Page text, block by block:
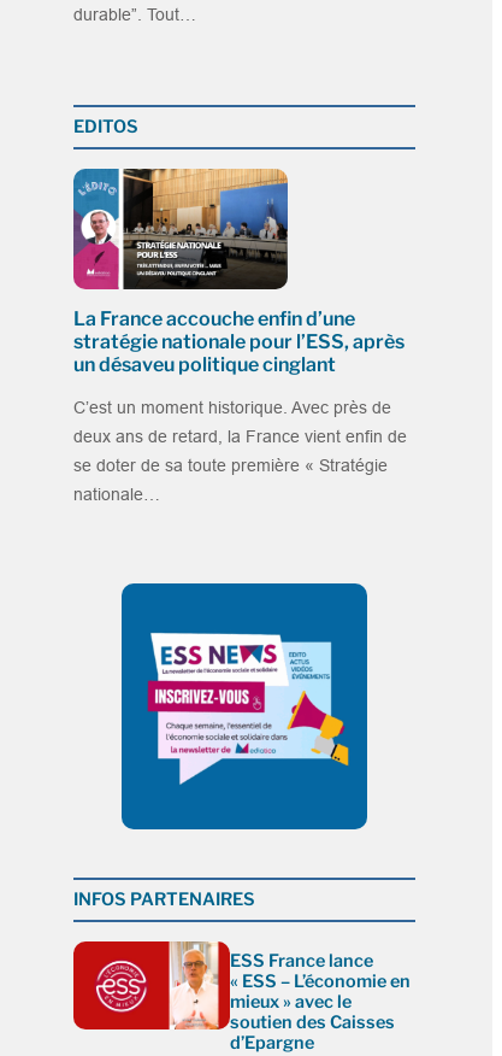
durable”. Tout…
EDITOS
La France accouche enfin d’une
stratégie nationale pour l’ESS, après
un désaveu politique cinglant
C’est un moment historique. Avec près de
deux ans de retard, la France vient enfin de
se doter de sa toute première « Stratégie
nationale…
INFOS PARTENAIRES
ESS France lance
« ESS – L’économie en
mieux » avec le
soutien des Caisses
d’Epargne